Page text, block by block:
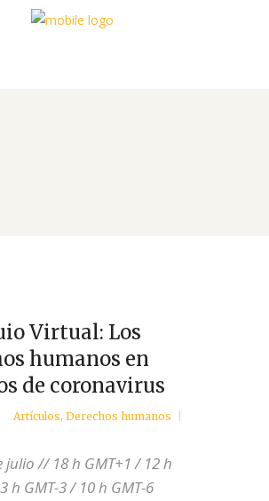
Virtual: Los
humanos en
de coronavirus
Artículos, Derechos humanos
julio // 18 h GMT+1 / 12 h
h GMT-3 / 10 h GMT-6